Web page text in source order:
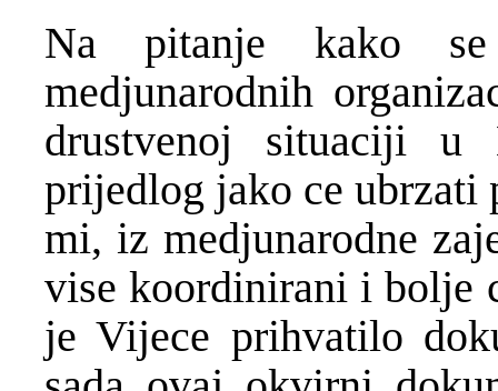
Na pitanje kako
medjunarodnih
drustvenoj situaciji
prijedlog jako ce ubrzati
mi, iz medjunarodne
vise koordinirani i bolje
je Vijece prihvatilo